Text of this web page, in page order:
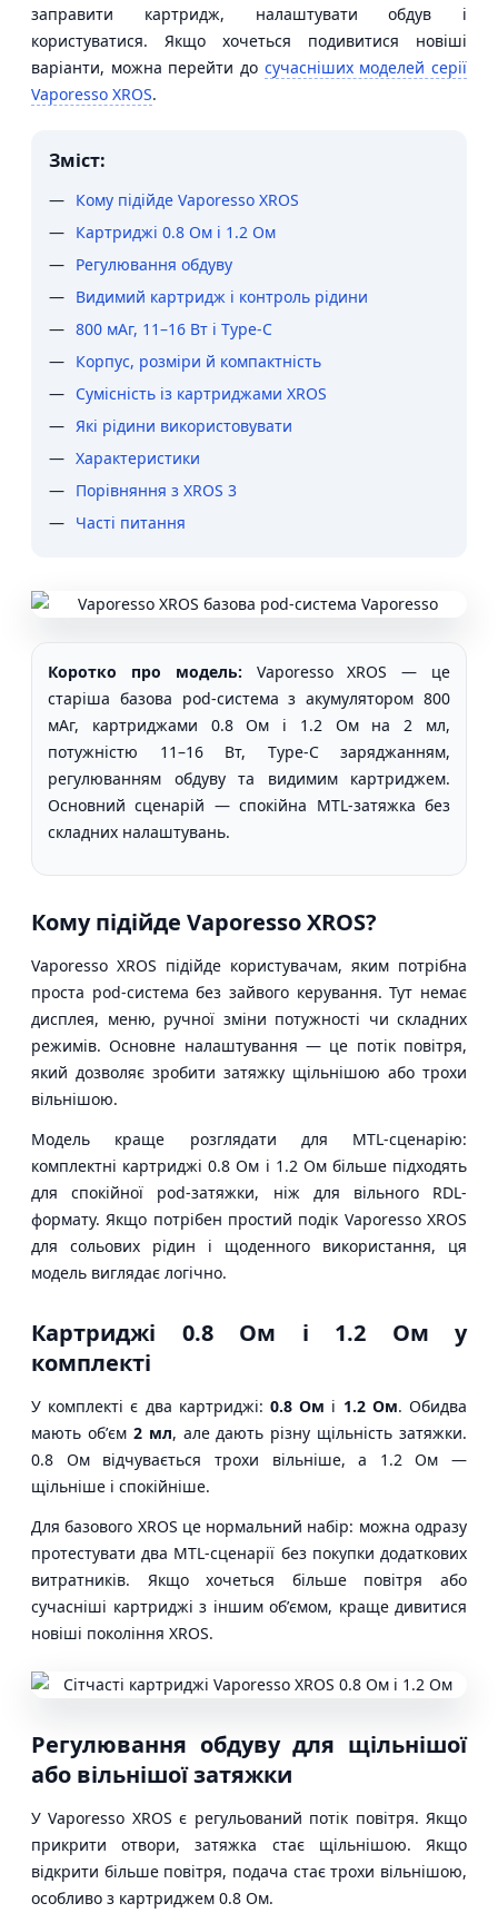
заправити картридж, налаштувати обдув і
користуватися. Якщо хочеться подивитися новіші
варіанти, можна перейти до сучасніших моделей серії
Vaporesso XROS.
Зміст:
Кому підійде Vaporesso XROS
Картриджі 0.8 Ом і 1.2 Ом
Регулювання обдуву
Видимий картридж і контроль рідини
800 мАг, 11–16 Вт і Type-C
Корпус, розміри й компактність
Сумісність із картриджами XROS
Які рідини використовувати
Характеристики
Порівняння з XROS 3
Часті питання
Коротко про модель: Vaporesso XROS — це
старіша базова pod-система з акумулятором 800
мАг, картриджами 0.8 Ом і 1.2 Ом на 2 мл,
потужністю 11–16 Вт, Type-C заряджанням,
регулюванням обдуву та видимим картриджем.
Основний сценарій — спокійна MTL-затяжка без
складних налаштувань.
Кому підійде Vaporesso XROS?
Vaporesso XROS підійде користувачам, яким потрібна
проста pod-система без зайвого керування. Тут немає
дисплея, меню, ручної зміни потужності чи складних
режимів. Основне налаштування — це потік повітря,
який дозволяє зробити затяжку щільнішою або трохи
вільнішою.
Модель краще розглядати для MTL-сценарію:
комплектні картриджі 0.8 Ом і 1.2 Ом більше підходять
для спокійної pod-затяжки, ніж для вільного RDL-
формату. Якщо потрібен простий подік Vaporesso XROS
для сольових рідин і щоденного використання, ця
модель виглядає логічно.
Картриджі 0.8 Ом і 1.2 Ом у
комплекті
У комплекті є два картриджі: 0.8 Ом і 1.2 Ом. Обидва
мають обʼєм 2 мл, але дають різну щільність затяжки.
0.8 Ом відчувається трохи вільніше, а 1.2 Ом —
щільніше і спокійніше.
Для базового XROS це нормальний набір: можна одразу
протестувати два MTL-сценарії без покупки додаткових
витратників. Якщо хочеться більше повітря або
сучасніші картриджі з іншим обʼємом, краще дивитися
новіші покоління XROS.
Регулювання обдуву для щільнішої
або вільнішої затяжки
У Vaporesso XROS є регульований потік повітря. Якщо
прикрити отвори, затяжка стає щільнішою. Якщо
відкрити більше повітря, подача стає трохи вільнішою,
особливо з картриджем 0.8 Ом.